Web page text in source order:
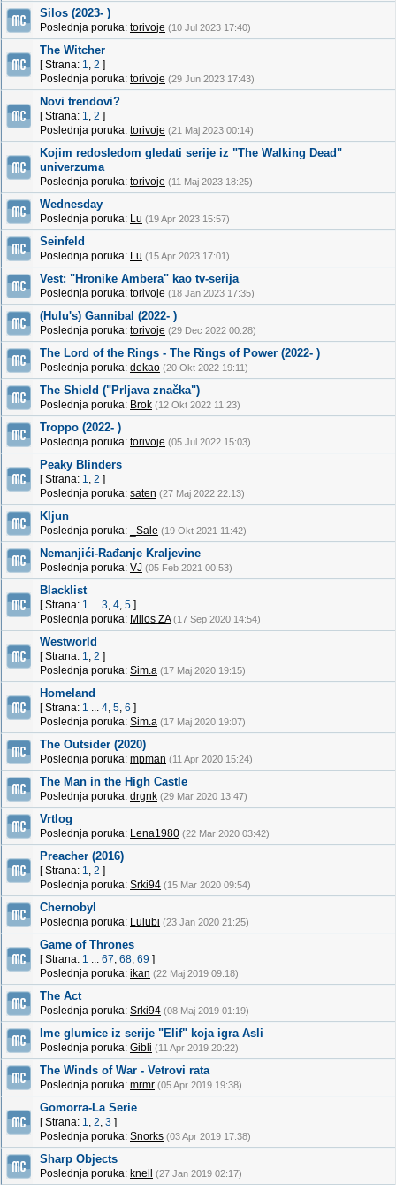
Silos (2023- )
Poslednja poruka: torivoje (10 Jul 2023 17:40)
The Witcher
[ Strana: 1, 2 ]
Poslednja poruka: torivoje (29 Jun 2023 17:43)
Novi trendovi?
[ Strana: 1, 2 ]
Poslednja poruka: torivoje (21 Maj 2023 00:14)
Kojim redosledom gledati serije iz "The Walking Dead"
univerzuma
Poslednja poruka: torivoje (11 Maj 2023 18:25)
Wednesday
Poslednja poruka: Lu (19 Apr 2023 15:57)
Seinfeld
Poslednja poruka: Lu (15 Apr 2023 17:01)
Vest: "Hronike Ambera" kao tv-serija
Poslednja poruka: torivoje (18 Jan 2023 17:35)
(Hulu's) Gannibal (2022- )
Poslednja poruka: torivoje (29 Dec 2022 00:28)
The Lord of the Rings - The Rings of Power (2022- )
Poslednja poruka: dekao (20 Okt 2022 19:11)
The Shield ("Prljava značka")
Poslednja poruka: Brok (12 Okt 2022 11:23)
Troppo (2022- )
Poslednja poruka: torivoje (05 Jul 2022 15:03)
Peaky Blinders
[ Strana: 1, 2 ]
Poslednja poruka: saten (27 Maj 2022 22:13)
Kljun
Poslednja poruka: _Sale (19 Okt 2021 11:42)
Nemanjići-Rađanje Kraljevine
Poslednja poruka: VJ (05 Feb 2021 00:53)
Blacklist
[ Strana: 1 ... 3, 4, 5 ]
Poslednja poruka: Milos ZA (17 Sep 2020 14:54)
Westworld
[ Strana: 1, 2 ]
Poslednja poruka: Sim.a (17 Maj 2020 19:15)
Homeland
[ Strana: 1 ... 4, 5, 6 ]
Poslednja poruka: Sim.a (17 Maj 2020 19:07)
The Outsider (2020)
Poslednja poruka: mpman (11 Apr 2020 15:24)
The Man in the High Castle
Poslednja poruka: drgnk (29 Mar 2020 13:47)
Vrtlog
Poslednja poruka: Lena1980 (22 Mar 2020 03:42)
Preacher (2016)
[ Strana: 1, 2 ]
Poslednja poruka: Srki94 (15 Mar 2020 09:54)
Chernobyl
Poslednja poruka: Lulubi (23 Jan 2020 21:25)
Game of Thrones
[ Strana: 1 ... 67, 68, 69 ]
Poslednja poruka: ikan (22 Maj 2019 09:18)
The Act
Poslednja poruka: Srki94 (08 Maj 2019 01:19)
Ime glumice iz serije "Elif" koja igra Asli
Poslednja poruka: Gibli (11 Apr 2019 20:22)
The Winds of War - Vetrovi rata
Poslednja poruka: mrmr (05 Apr 2019 19:38)
Gomorra-La Serie
[ Strana: 1, 2, 3 ]
Poslednja poruka: Snorks (03 Apr 2019 17:38)
Sharp Objects
Poslednja poruka: knell (27 Jan 2019 02:17)